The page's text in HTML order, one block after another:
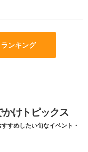
ンキング
けトピックス
すめしたい旬なイベント・